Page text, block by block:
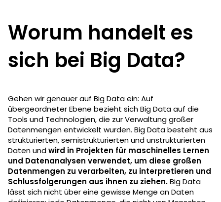
Worum handelt es
sich bei Big Data?
Gehen wir genauer auf Big Data ein: Auf
übergeordneter Ebene bezieht sich Big Data auf die
Tools und Technologien, die zur Verwaltung großer
Datenmengen entwickelt wurden. Big Data besteht aus
strukturierten, semistrukturierten und unstrukturierten
Daten undwird in Projekten für maschinelles Lernen
und Datenanalysen verwendet, um diese großen
Datenmengen zu verarbeiten, zu interpretieren und
Schlussfolgerungen aus ihnen zu ziehen.Big Data
lässt sich nicht über eine gewisse Menge an Daten